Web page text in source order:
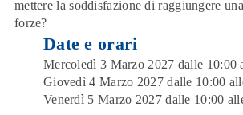
mettere la soddisfazione di raggiungere
forze?
Date e orari
Mercoledì 3 Marzo 2027 dalle 10:00
Giovedì 4 Marzo 2027 dalle 10:00
Venerdì 5 Marzo 2027 dalle 10:00